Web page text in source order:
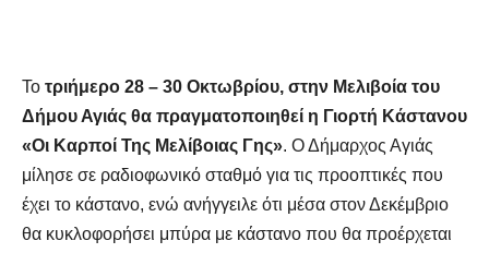
Το τριήμερο 28 – 30 Οκτωβρίου, στην Μελιβοία του
Δήμου Αγιάς θα πραγματοποιηθεί η Γιορτή Κάστανου
«Οι Καρποί Της Μελίβοιας Γης». Ο Δήμαρχος Αγιάς
μίλησε σε ραδιοφωνικό σταθμό για τις προοπτικές που
έχει το κάστανο, ενώ ανήγγειλε ότι μέσα στον Δεκέμβριο
θα κυκλοφορήσει μπύρα με κάστανο που θα προέρχεται